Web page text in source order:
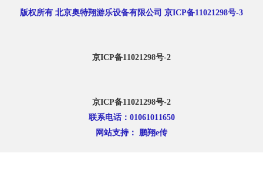
版权所有 北京奥特翔游乐设备有限公司 京ICP备11021298号-3
京ICP备11021298号-2
京ICP备11021298号-2
联系电话：01061011650
网站支持： 鹏翔e传